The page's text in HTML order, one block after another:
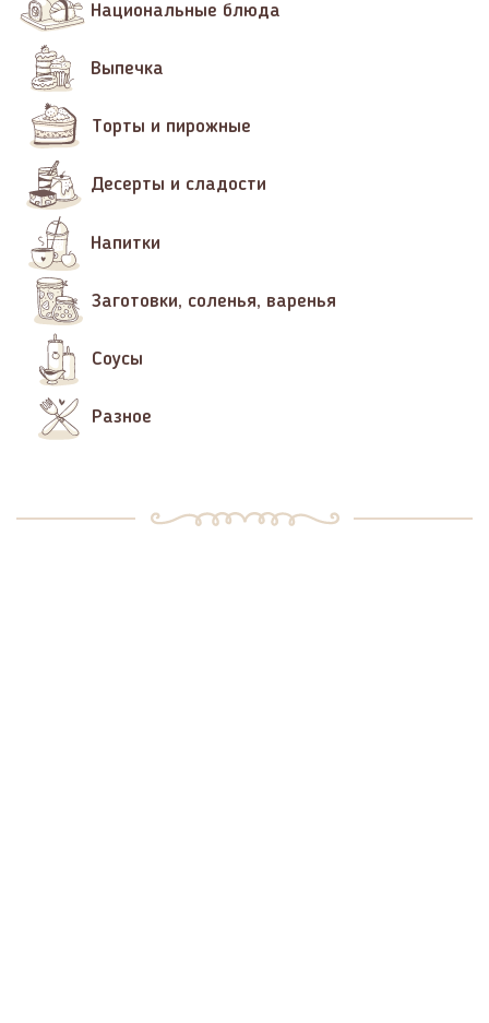
Национальные блюда
Выпечка
Торты и пирожные
Десерты и сладости
Напитки
Заготовки, соленья, варенья
Соусы
Разное